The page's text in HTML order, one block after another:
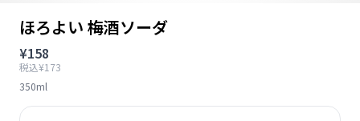
ほろよい 梅酒ソーダ
¥158
税込¥173
350ml